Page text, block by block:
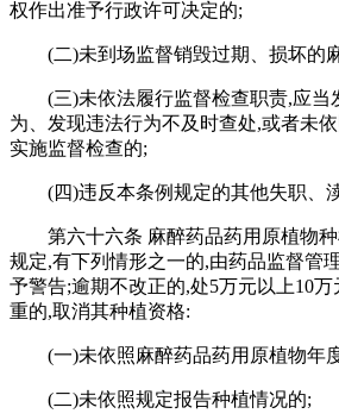
权作出准予行政许可决定的;
(二)未到场监督销毁过期、损坏的
(三)未依法履行监督检查职责,应当
为、发现违法行为不及时查处,或者未
实施监督检查的;
(四)违反本条例规定的其他失职、
第六十六条 麻醉药品药用原植物
规定,有下列情形之一的,由药品监督管
予警告;逾期不改正的,处5万元以上10
重的,取消其种植资格:
(一)未依照麻醉药品药用原植物年
(二)未依照规定报告种植情况的;